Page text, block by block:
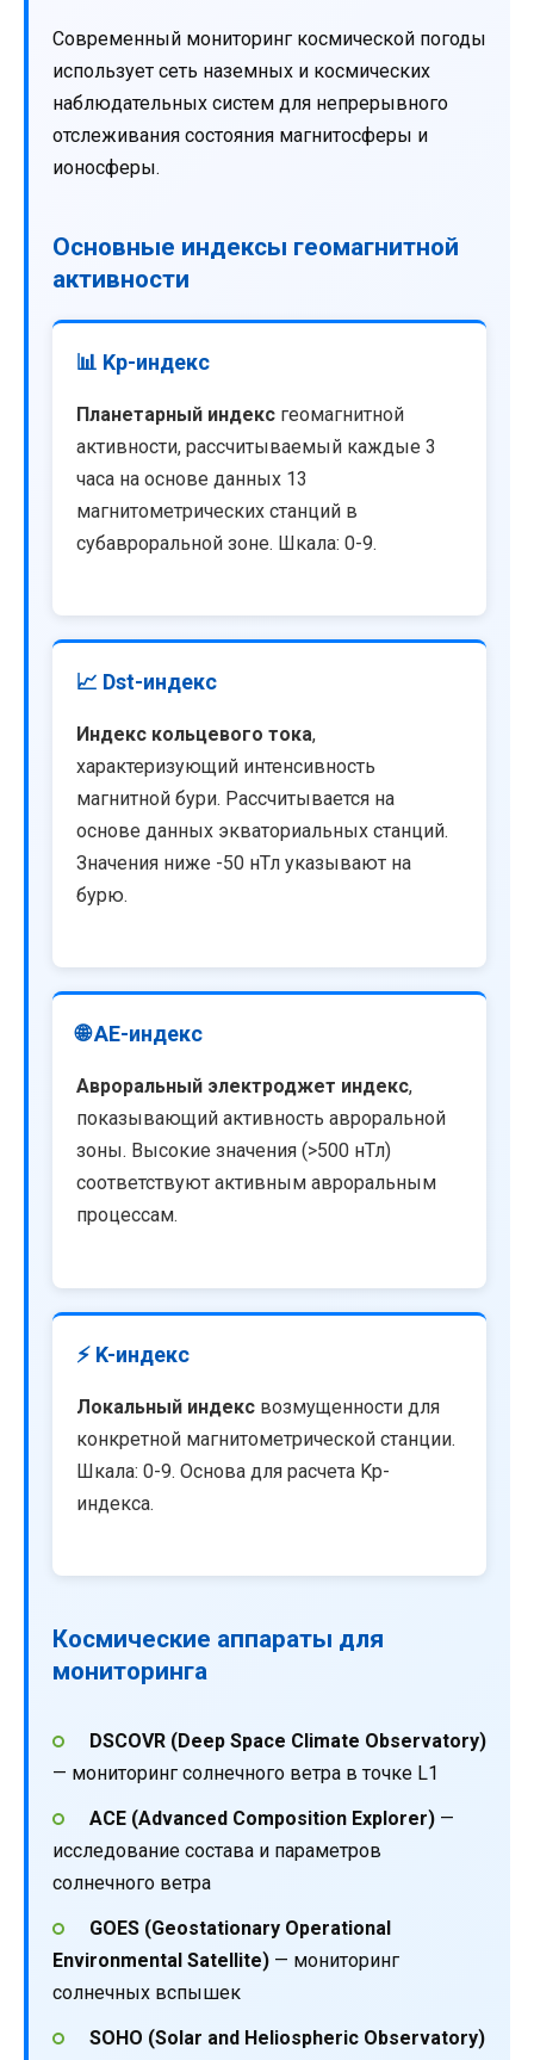
Современный мониторинг космической погоды
использует сеть наземных и космических
наблюдательных систем для непрерывного
отслеживания состояния магнитосферы и
ионосферы.
Основные индексы геомагнитной
активности
📊 Kp-индекс
Планетарный индекс геомагнитной
активности, рассчитываемый каждые 3
часа на основе данных 13
магнитометрических станций в
субавроральной зоне. Шкала: 0-9.
📈 Dst-индекс
Индекс кольцевого тока,
характеризующий интенсивность
магнитной бури. Рассчитывается на
основе данных экваториальных станций.
Значения ниже -50 нТл указывают на
бурю.
🌐 AE-индекс
Авроральный электроджет индекс,
показывающий активность авроральной
зоны. Высокие значения (>500 нТл)
соответствуют активным авроральным
процессам.
⚡ K-индекс
Локальный индекс возмущенности для
конкретной магнитометрической станции.
Шкала: 0-9. Основа для расчета Kp-
индекса.
Космические аппараты для
мониторинга
DSCOVR (Deep Space Climate Observatory)
— мониторинг солнечного ветра в точке L1
ACE (Advanced Composition Explorer)—
исследование состава и параметров
солнечного ветра
GOES (Geostationary Operational
Environmental Satellite) — мониторинг
солнечных вспышек
SOHO (Solar and Heliospheric Observatory)